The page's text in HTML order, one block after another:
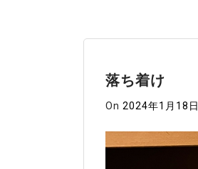
落ち着け
On 2024年1月18日